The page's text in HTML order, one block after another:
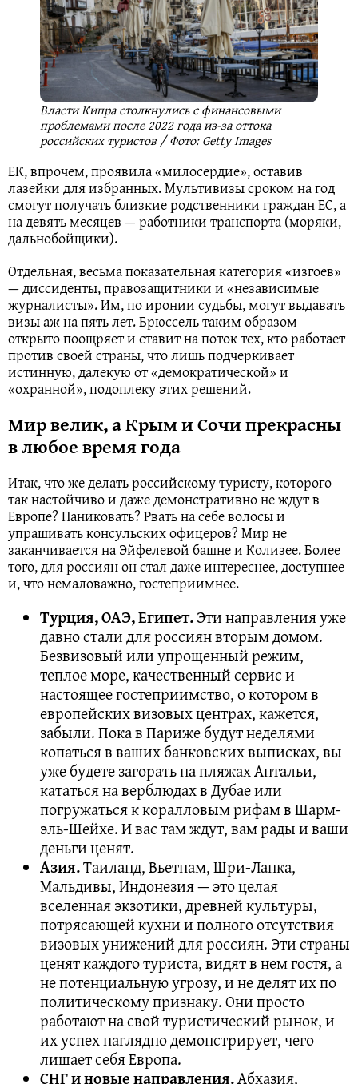
Власти Кипра столкнулись с финансовыми
проблемами после 2022 года из-за оттока
российских туристов / Фото: Getty Images
ЕК, впрочем, проявила «милосердие», оставив
лазейки для избранных. Мультивизы сроком на год
смогут получать близкие родственники граждан ЕС, а
на девять месяцев — работники транспорта (моряки,
дальнобойщики).
Отдельная, весьма показательная категория «изгоев»
— диссиденты, правозащитники и «независимые
журналисты». Им, по иронии судьбы, могут выдавать
визы аж на пять лет. Брюссель таким образом
открыто поощряет и ставит на поток тех, кто работает
против своей страны, что лишь подчеркивает
истинную, далекую от «демократической» и
«охранной», подоплеку этих решений.
Мир велик, а Крым и Сочи прекрасны
в любое время года
Итак, что же делать российскому туристу, которого
так настойчиво и даже демонстративно не ждут в
Европе? Паниковать? Рвать на себе волосы и
упрашивать консульских офицеров? Мир не
заканчивается на Эйфелевой башне и Колизее. Более
того, для россиян он стал даже интереснее, доступнее
и, что немаловажно, гостеприимнее.
Турция, ОАЭ, Египет.Эти направления уже
давно стали для россиян вторым домом.
Безвизовый или упрощенный режим,
теплое море, качественный сервис и
настоящее гостеприимство, о котором в
европейских визовых центрах, кажется,
забыли. Пока в Париже будут неделями
копаться в ваших банковских выписках, вы
уже будете загорать на пляжах Антальи,
кататься на верблюдах в Дубае или
погружаться к коралловым рифам в Шарм-
эль-Шейхе. И вас там ждут, вам рады и ваши
деньги ценят.
Азия.Таиланд, Вьетнам, Шри-Ланка,
Мальдивы, Индонезия — это целая
вселенная экзотики, древней культуры,
потрясающей кухни и полного отсутствия
визовых унижений для россиян. Эти страны
ценят каждого туриста, видят в нем гостя, а
не потенциальную угрозу, и не делят их по
политическому признаку. Они просто
работают на свой туристический рынок, и
их успех наглядно демонстрирует, чего
лишает себя Европа.
СНГ и новые направления.Абхазия,